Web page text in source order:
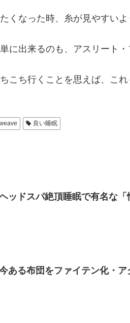
くなった時、糸が見やすい
に出来るのも、アスリート・
こち行くことを思えば、これ
良い睡眠
ッドスパ絶頂睡眠で有名な「
ある布団をファイテン化・